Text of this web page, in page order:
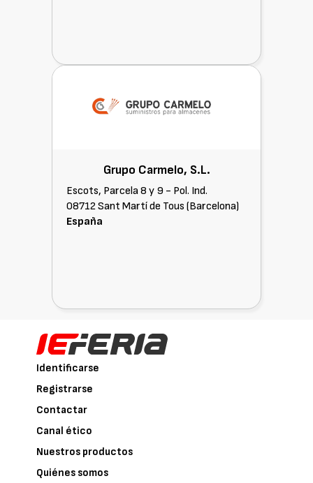
Grupo Carmelo, S.L.
Escots, Parcela 8 y 9 - Pol. Ind.
08712 Sant Martí de Tous (Barcelona)
España
Identificarse
Registrarse
Contactar
Canal ético
Nuestros productos
Quiénes somos